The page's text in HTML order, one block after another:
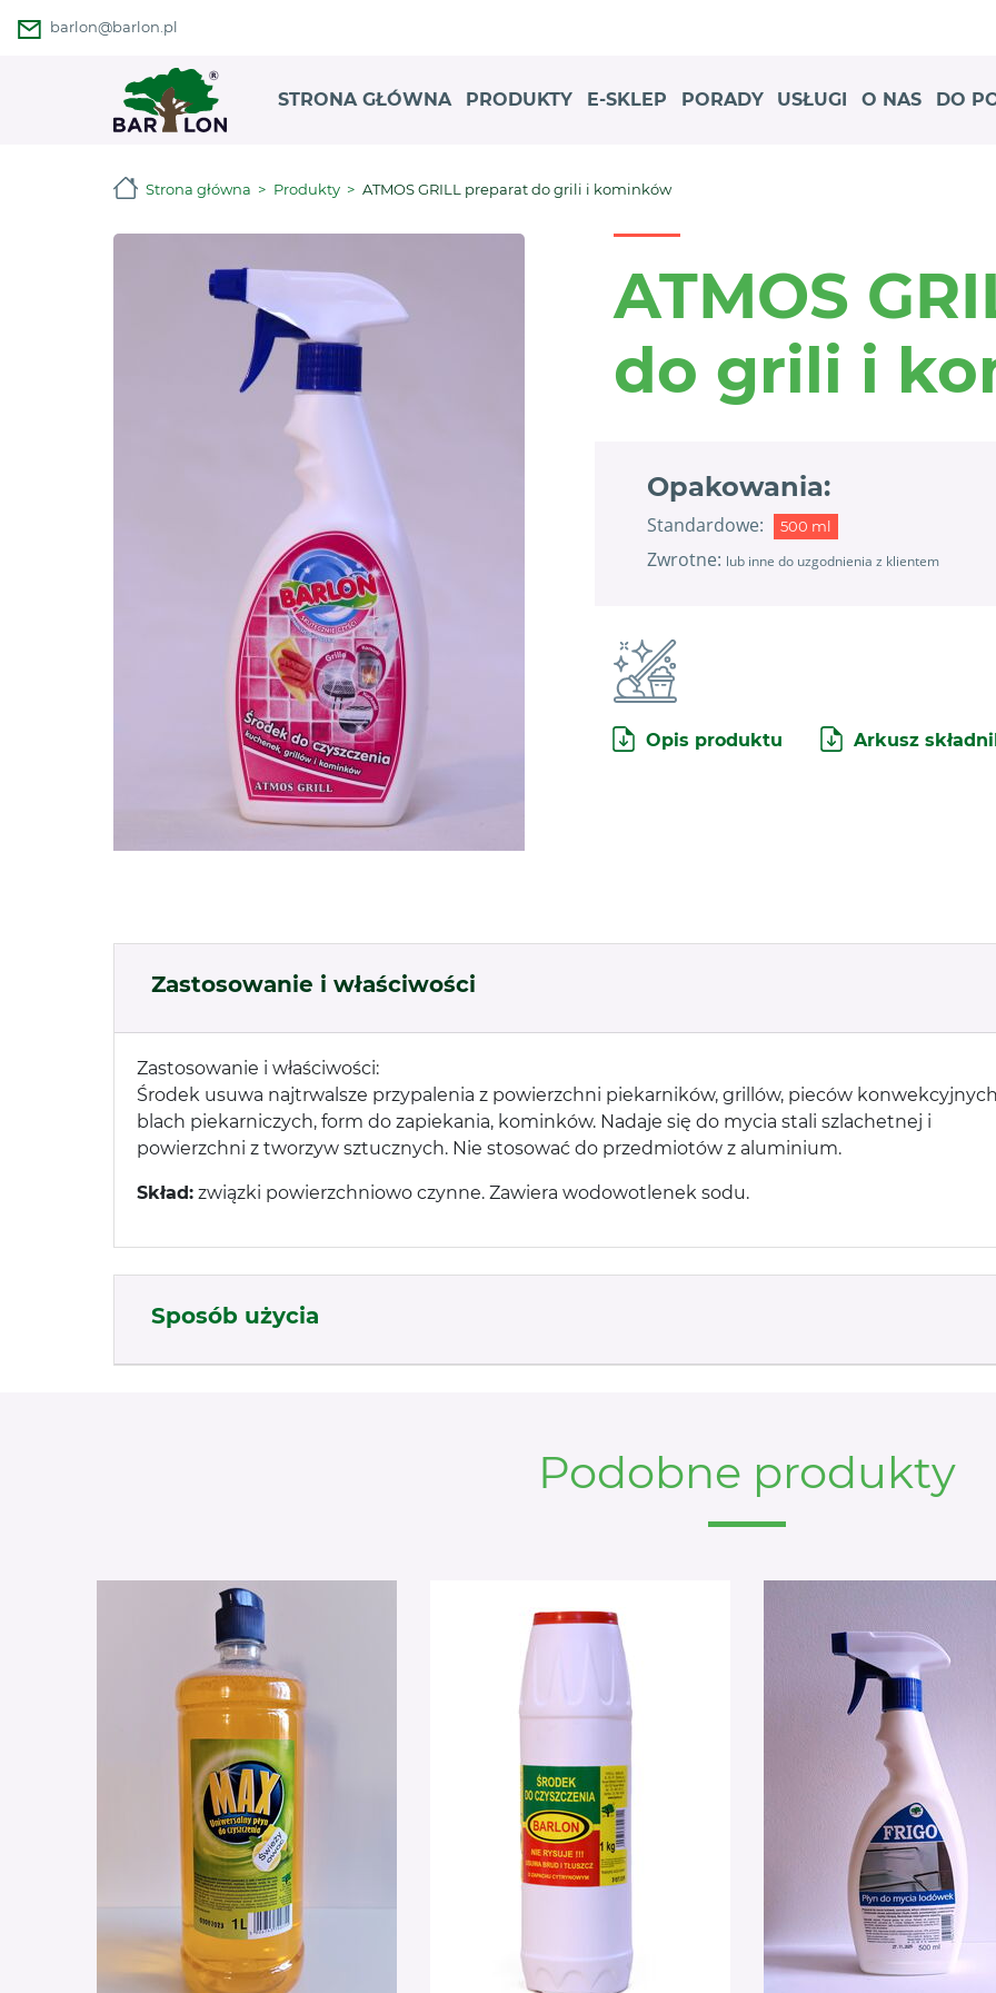
barlon@barlon.pl
STRONA GŁÓWNA PRODUKTY E-SKLEP PORADY USŁUGI O NAS DO
Strona główna Produkty ATMOS GRILL preparat do grili i kominków
ATMOS
do grili i
Opakowania:
Standardowe: 500 ml
Zwrotne: lub inne do uzgodnienia z klientem
Opis produktu Arkusz
Zastosowanie i właściwości
Zastosowanie i właściwości:
Środek usuwa najtrwalsze przypalenia z powierzchni piekarników, grillów, pieców
blach piekarniczych, form do zapiekania, kominków. Nadaje się do mycia stali szlachetnej i
powierzchni z tworzyw sztucznych. Nie stosować do przedmiotów z aluminium.
Skład: związki powierzchniowo czynne. Zawiera wodowotlenek sodu.
Sposób użycia
Podobne produkty